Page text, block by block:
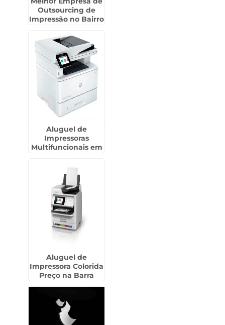
Outsourcing de
Impressão no Bairro
Aluguel de
Impressoras
Multifuncionais em
Aluguel de
Impressora Colorida
Preço na Barra